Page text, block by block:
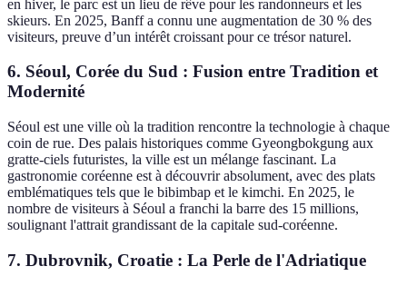
en hiver, le parc est un lieu de rêve pour les randonneurs et les
skieurs. En 2025, Banff a connu une augmentation de 30 % des
visiteurs, preuve d’un intérêt croissant pour ce trésor naturel.
6. Séoul, Corée du Sud : Fusion entre Tradition et
Modernité
Séoul est une ville où la tradition rencontre la technologie à chaque
coin de rue. Des palais historiques comme Gyeongbokgung aux
gratte-ciels futuristes, la ville est un mélange fascinant. La
gastronomie coréenne est à découvrir absolument, avec des plats
emblématiques tels que le bibimbap et le kimchi. En 2025, le
nombre de visiteurs à Séoul a franchi la barre des 15 millions,
soulignant l'attrait grandissant de la capitale sud-coréenne.
7. Dubrovnik, Croatie : La Perle de l'Adriatique